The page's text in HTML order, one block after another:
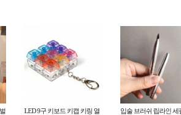
LED 9구 키보드 키캡 키링 열
입술 브러쉬 립라인 세